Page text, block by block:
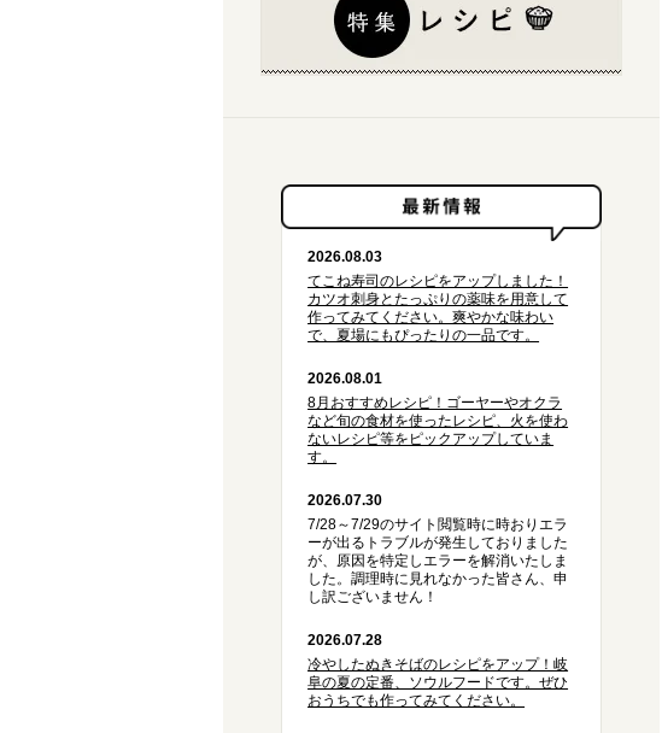
2026.08.03
てこね寿司のレシピをアップしました！
カツオ刺身とたっぷりの薬味を用意して
作ってみてください。爽やかな味わい
で、夏場にもぴったりの一品です。
2026.08.01
8月おすすめレシピ！ゴーヤーやオクラ
など旬の食材を使ったレシピ、火を使わ
ないレシピ等をピックアップしていま
す。
2026.07.30
7/28～7/29のサイト閲覧時に時おりエラ
ーが出るトラブルが発生しておりました
が、原因を特定しエラーを解消いたしま
した。調理時に見れなかった皆さん、申
し訳ございません！
2026.07.28
冷やしたぬきそばのレシピをアップ！岐
阜の夏の定番、ソウルフードです。ぜひ
おうちでも作ってみてください。